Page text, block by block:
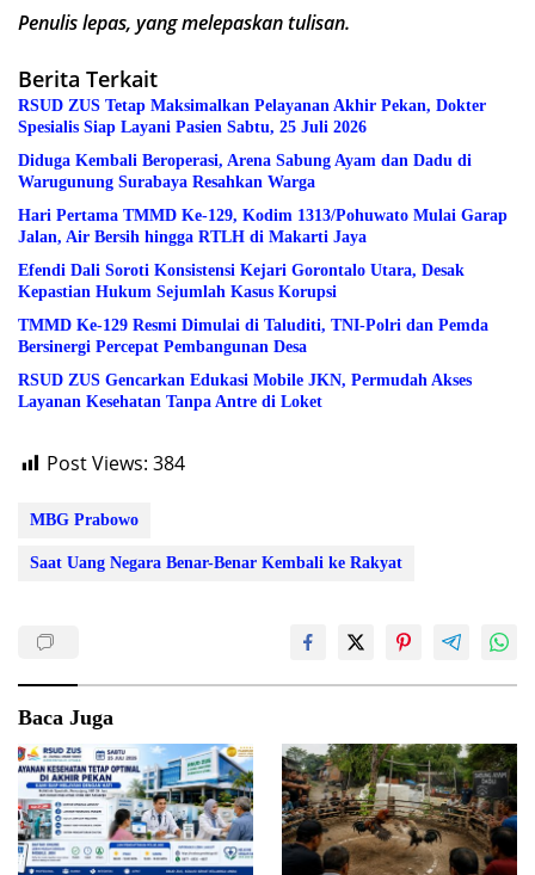
Penulis lepas, yang melepaskan tulisan.
Berita Terkait
RSUD ZUS Tetap Maksimalkan Pelayanan Akhir Pekan, Dokter
Spesialis Siap Layani Pasien Sabtu, 25 Juli 2026
Diduga Kembali Beroperasi, Arena Sabung Ayam dan Dadu di
Warugunung Surabaya Resahkan Warga
Hari Pertama TMMD Ke-129, Kodim 1313/Pohuwato Mulai Garap
Jalan, Air Bersih hingga RTLH di Makarti Jaya
Efendi Dali Soroti Konsistensi Kejari Gorontalo Utara, Desak
Kepastian Hukum Sejumlah Kasus Korupsi
TMMD Ke-129 Resmi Dimulai di Taluditi, TNI-Polri dan Pemda
Bersinergi Percepat Pembangunan Desa
RSUD ZUS Gencarkan Edukasi Mobile JKN, Permudah Akses
Layanan Kesehatan Tanpa Antre di Loket
Post Views: 384
MBG Prabowo
Saat Uang Negara Benar-Benar Kembali ke Rakyat
Baca Juga